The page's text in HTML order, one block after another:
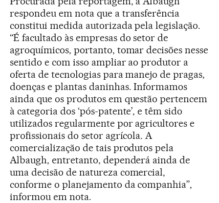
respondeu em nota que a transferência
constitui medida autorizada pela legislação.
“É facultado às empresas do setor de
agroquímicos, portanto, tomar decisões nesse
sentido e com isso ampliar ao produtor a
oferta de tecnologias para manejo de pragas,
doenças e plantas daninhas. Informamos
ainda que os produtos em questão pertencem
à categoria dos ‘pós-patente’, e têm sido
utilizados regularmente por agricultores e
profissionais do setor agrícola. A
comercialização de tais produtos pela
Albaugh, entretanto, dependerá ainda de
uma decisão de natureza comercial,
conforme o planejamento da companhia”,
informou em nota.